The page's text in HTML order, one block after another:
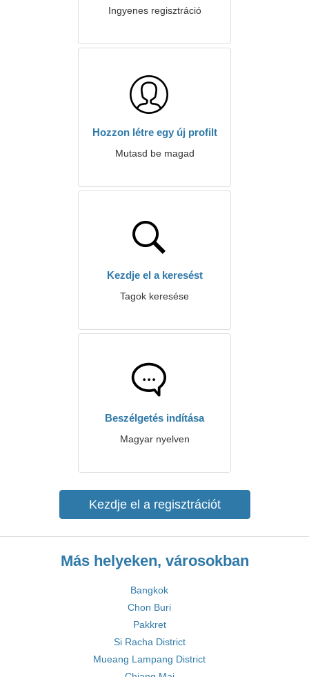
Ingyenes regisztráció
Hozzon létre egy új profilt
Mutasd be magad
Kezdje el a keresést
Tagok keresése
Beszélgetés indítása
Magyar nyelven
Kezdje el a regisztrációt
Más helyeken, városokban
Bangkok
Chon Buri
Pakkret
Si Racha District
Mueang Lampang District